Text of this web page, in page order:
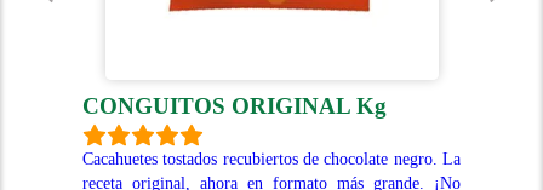
CONGUITOS ORIGINAL Kg
Cacahuetes tostados recubiertos de chocolate negro. La
receta original, ahora en formato más grande. ¡No